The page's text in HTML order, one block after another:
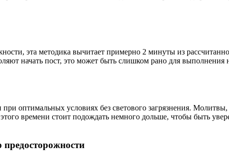
эта методика вычитает примерно 2 минуты из
начать пост, это может быть слишком рано для выполнения
оптимальных условиях без светового загрязнения.
времени стоит подождать немного дольше, чтобы быть